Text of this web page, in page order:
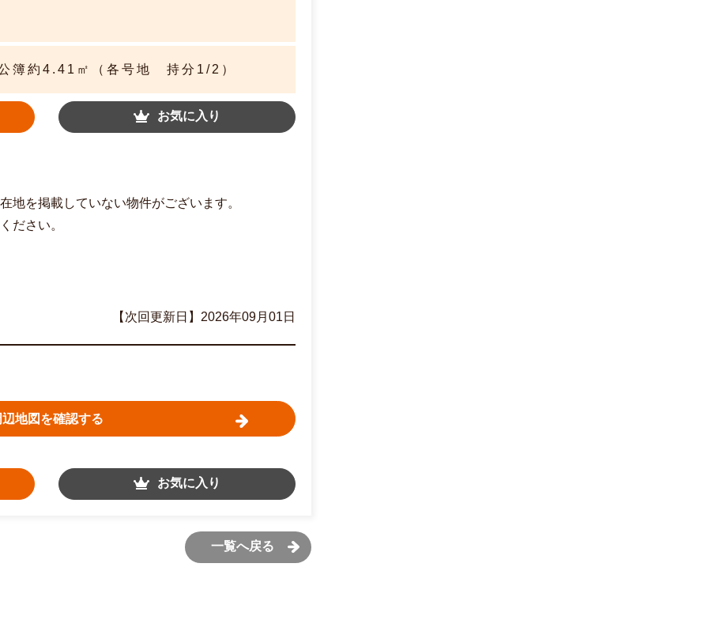
簿約4.41㎡（各号地 持分1/2）
お気に入り
地を掲載していない物件がございます。
ださい。
【次回更新日】2026年09月01日
辺地図を確認する
お気に入り
一覧へ戻る